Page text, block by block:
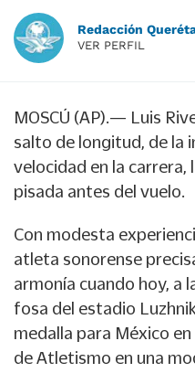
Redacción
VER PERFIL
MOSCÚ (AP).— Luis
salto de longitud, de la
velocidad en la carrera,
pisada antes del vuelo.
Con modesta
atleta sonorense
armonía cuando hoy, a
fosa del estadio
medalla para México
de Atletismo en una